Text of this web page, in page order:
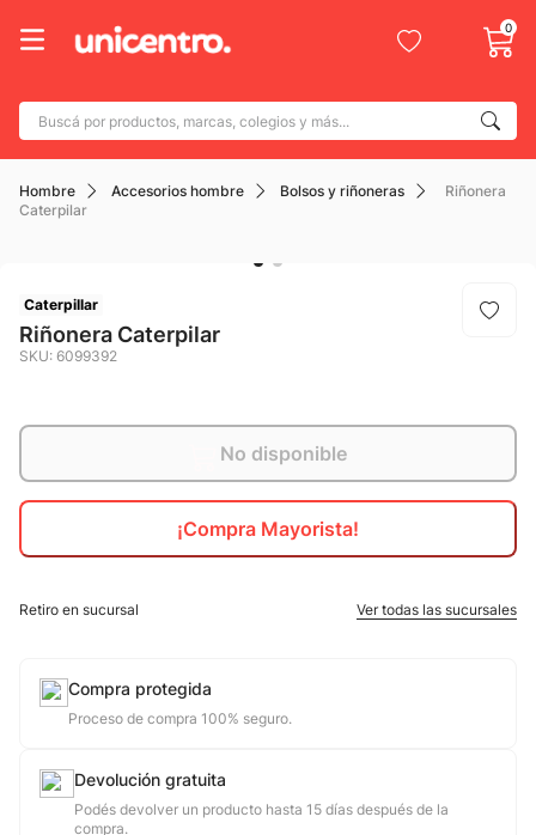
0
Buscá por productos, marcas, colegios y más...
Hombre Accesorios hombre Bolsos y riñoneras
Riñonera
Caterpilar
Caterpillar
Riñonera Caterpilar
SKU: 6099392
No disponible
¡Compra Mayorista!
Retiro en sucursal Ver todas las sucursales
Compra protegida
Proceso de compra 100% seguro.
Devolución gratuita
Podés devolver un producto hasta 15 días después de la
compra.
Términos más buscados
1. adidas
mochila
5. botin